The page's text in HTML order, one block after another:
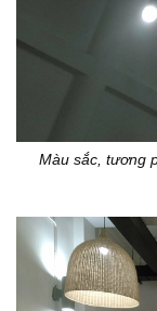
Màu sắc, tương